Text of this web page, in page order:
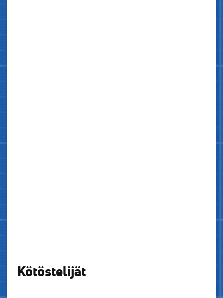
Kötöstelijät